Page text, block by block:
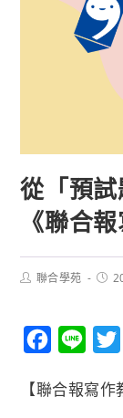
從「預
《聯合
聯合學苑
c
n
【聯合報寫